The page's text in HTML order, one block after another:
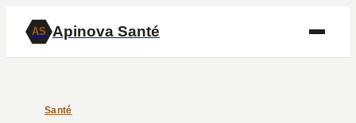
AS Apinova Santé
Santé